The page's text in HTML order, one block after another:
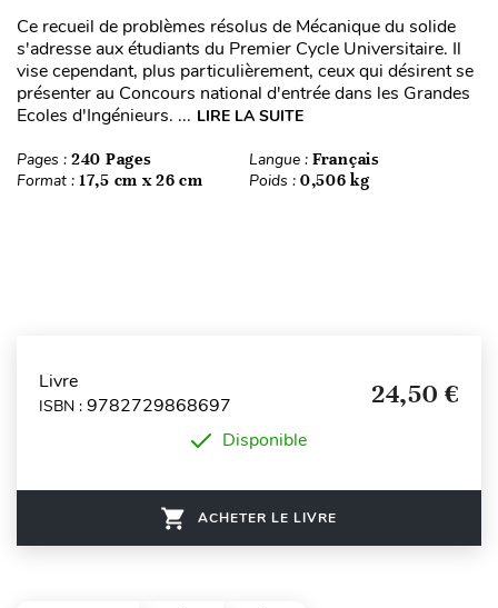
Ce recueil de problèmes résolus de Mécanique du solide
s'adresse aux étudiants du Premier Cycle Universitaire. Il
vise cependant, plus particulièrement, ceux qui désirent se
présenter au Concours national d'entrée dans les Grandes
Ecoles d'Ingénieurs. ... LIRE LA SUITE
Pages : 240 Pages Langue : Français
Format : 17,5 cm x 26 cm Poids : 0,506 kg
Livre
ISBN : 9782729868697 24,50 €
Disponible
ACHETER LE LIVRE